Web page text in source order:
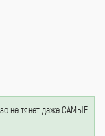
не тянет даже САМЫЕ